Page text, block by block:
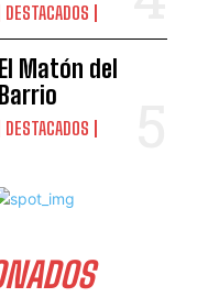
DESTACADOS
El Matón del
Barrio
DESTACADOS